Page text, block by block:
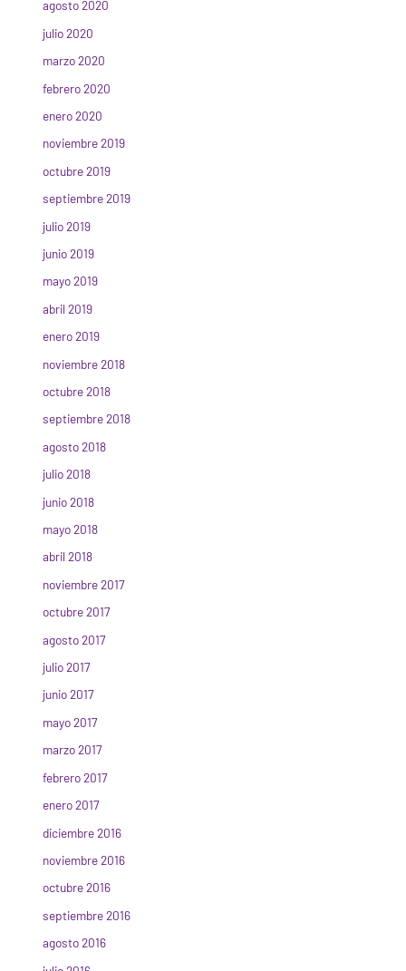
agosto 2020
julio 2020
marzo 2020
febrero 2020
enero 2020
noviembre 2019
octubre 2019
septiembre 2019
julio 2019
junio 2019
mayo 2019
abril 2019
enero 2019
noviembre 2018
octubre 2018
septiembre 2018
agosto 2018
julio 2018
junio 2018
mayo 2018
abril 2018
noviembre 2017
octubre 2017
agosto 2017
julio 2017
junio 2017
mayo 2017
marzo 2017
febrero 2017
enero 2017
diciembre 2016
noviembre 2016
octubre 2016
septiembre 2016
agosto 2016